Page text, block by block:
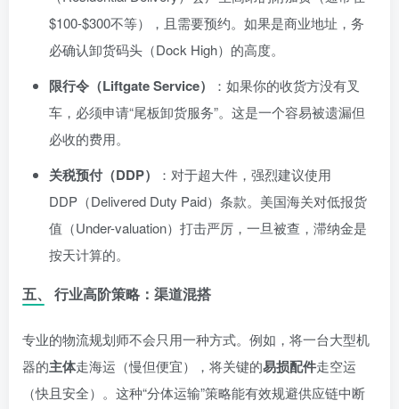
$100-$300不等），且需要预约。如果是商业地址，务
必确认卸货码头（Dock High）的高度。
限行令（Liftgate Service）
：如果你的收货方没有叉
车，必须申请“尾板卸货服务”。这是一个容易被遗漏但
必收的费用。
关税预付（DDP）
：对于超大件，强烈建议使用
DDP（Delivered Duty Paid）条款。美国海关对低报货
值（Under-valuation）打击严厉，一旦被查，滞纳金是
按天计算的。
五、 行业高阶策略：渠道混搭
专业的物流规划师不会只用一种方式。例如，将一台大型机
器的主体走海运（慢但便宜），将关键的易损配件走空运
（快且安全）。这种“分体运输”策略能有效规避供应链中断